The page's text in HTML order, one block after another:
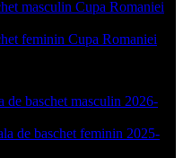
masculin Cupa Romaniei
feminin Cupa Romaniei
baschet masculin 2026-
de baschet feminin 2025-